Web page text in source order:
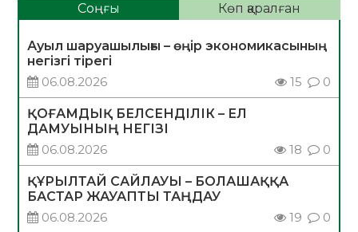
Соңғы Көп қаралған
Ауыл шаруашылығы – өңір экономикасының
негізгі тірегі
06.08.2026
15 0
ҚОҒАМДЫҚ БЕЛСЕНДІЛІК – ЕЛ
ДАМУЫНЫҢ НЕГІЗІ
06.08.2026
18 0
ҚҰРЫЛТАЙ САЙЛАУЫ – БОЛАШАҚҚА
БАСТАР ЖАУАПТЫ ТАҢДАУ
06.08.2026
19 0